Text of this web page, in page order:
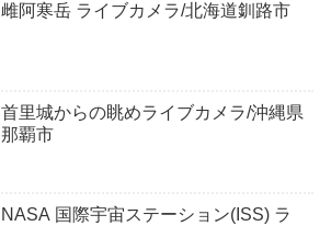
雌阿寒岳 ライブカメラ/北海道釧路市
首里城からの眺めライブカメラ/沖縄県
那覇市
NASA 国際宇宙ステーション(ISS) ラ